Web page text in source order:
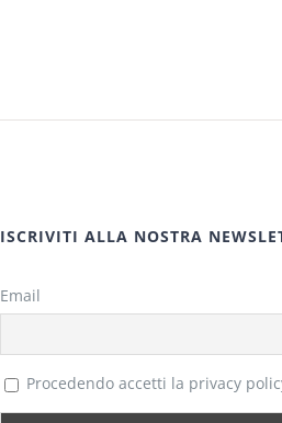
ISCRIVITI ALLA NOSTRA
Email
Procedendo accetti la privacy